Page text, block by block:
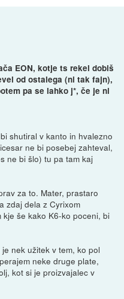
EON, kotje ts rekel dobiš
od ostalega (ni tak fajn),
pa se lahko j*, če je ni
shutiral v kanto in hvalezno
ne bi posebej zahteval,
ne bi šlo) tu pa tam kaj
za to. Mater, prastaro
zdaj dela z Cyrixom
še kako K6-ko poceni, bi
nek užitek v tem, ko pol
neke druge plate,
kot si je proizvajalec v